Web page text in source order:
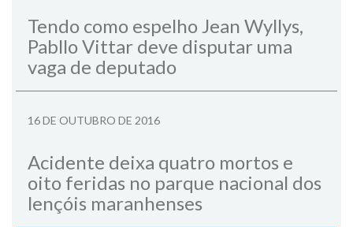
Tendo como espelho Jean Wyllys,
Pabllo Vittar deve disputar uma
vaga de deputado
16 DE OUTUBRO DE 2016
Acidente deixa quatro mortos e
oito feridas no parque nacional dos
lençóis maranhenses